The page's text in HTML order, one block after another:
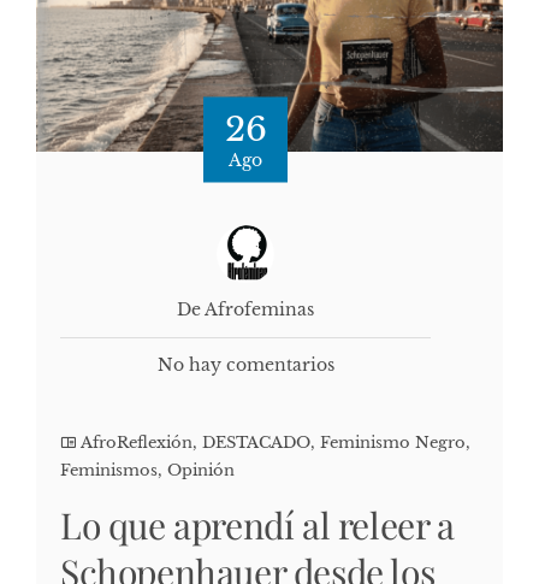
26
Ago
De Afrofeminas
No hay comentarios
AfroReflexión, DESTACADO, Feminismo Negro,
Feminismos, Opinión
Lo que aprendí al releer a
Schopenhauer desde los